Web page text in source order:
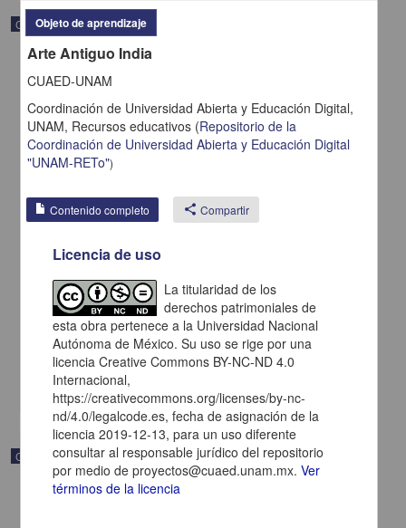
Correspondencia postal
Carta de H. C. Pitman a Francisco I. Madero en la que le solicita
una fotografía
Pitman, H. C.
[sin fecha]
Multidisciplina
Correspondencia postal
Objeto de aprendizaje
Arte Antiguo India
CUAED-UNAM
Coordinación de Universidad Abierta y Educación Digital,
UNAM, Recursos educativos (Repositorio de la
Coordinación de Universidad Abierta y Educación Digital
"UNAM-RETo")
Contenido completo share Compartir
Licencia de uso
La titularidad de los
derechos patrimoniales de
esta obra pertenece a la Universidad Nacional
Autónoma de México. Su uso se rige por una
licencia Creative Commons BY-NC-ND 4.0
Internacional,
https://creativecommons.org/licenses/by-nc-
nd/4.0/legalcode.es, fecha de asignación de la
licencia 2019-12-13, para un uso diferente
consultar al responsable jurídico del repositorio
por medio de proyectos@cuaed.unam.mx.Ver
términos de la licencia